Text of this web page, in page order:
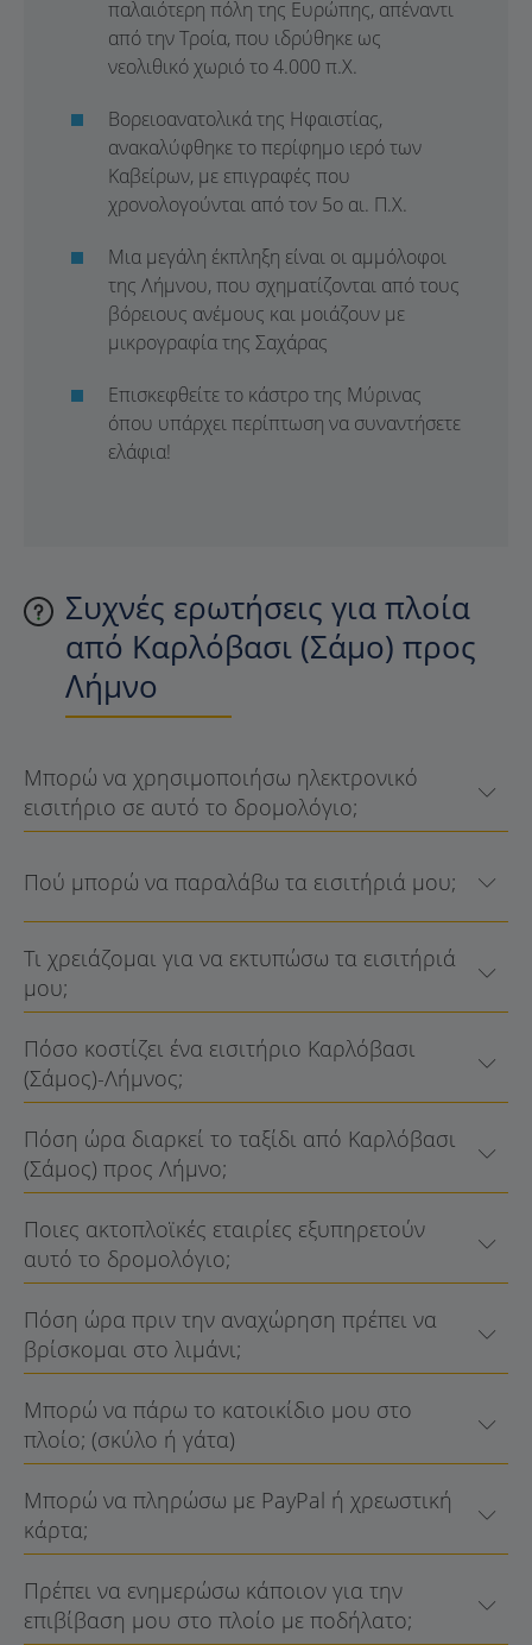
παλαιότερη πόλη της Ευρώπης, απέναντι
από την Τροία, που ιδρύθηκε ως
νεολιθικό χωριό το 4.000 π.Χ.
Βορειοανατολικά της Ηφαιστίας,
ανακαλύφθηκε το περίφημο ιερό των
Καβείρων, με επιγραφές που
χρονολογούνται από τον 5ο αι. Π.Χ.
Μια μεγάλη έκπληξη είναι οι αμμόλοφοι
της Λήμνου, που σχηματίζονται από τους
βόρειους ανέμους και μοιάζουν με
μικρογραφία της Σαχάρας
Επισκεφθείτε το κάστρο της Μύρινας
όπου υπάρχει περίπτωση να συναντήσετε
ελάφια!
Συχνές ερωτήσεις για πλοία
από Καρλόβασι (Σάμο) προς
Λήμνο
Μπορώ να χρησιμοποιήσω ηλεκτρονικό
εισιτήριο σε αυτό το δρομολόγιο;
Πού μπορώ να παραλάβω τα εισιτήριά μου;
Τι χρειάζομαι για να εκτυπώσω τα εισιτήριά
μου;
Πόσο κοστίζει ένα εισιτήριο Καρλόβασι
(Σάμος)-Λήμνος;
Πόση ώρα διαρκεί το ταξίδι από Καρλόβασι
(Σάμος) προς Λήμνο;
Ποιες ακτοπλοϊκές εταιρίες εξυπηρετούν
αυτό το δρομολόγιο;
Πόση ώρα πριν την αναχώρηση πρέπει να
βρίσκομαι στο λιμάνι;
Μπορώ να πάρω το κατοικίδιο μου στο
πλοίο; (σκύλο ή γάτα)
Μπορώ να πληρώσω με PayPal ή χρεωστική
κάρτα;
Πρέπει να ενημερώσω κάποιον για την
επιβίβαση μου στο πλοίο με ποδήλατο;